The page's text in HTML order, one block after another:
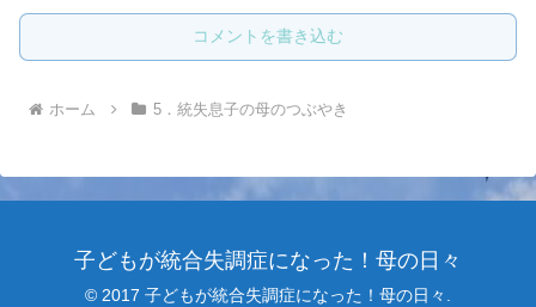
コメントを書き込む
ホーム 5．統失息子の母のつぶやき
子どもが統合失調症になった！母の日々
© 2017 子どもが統合失調症になった！母の日々.